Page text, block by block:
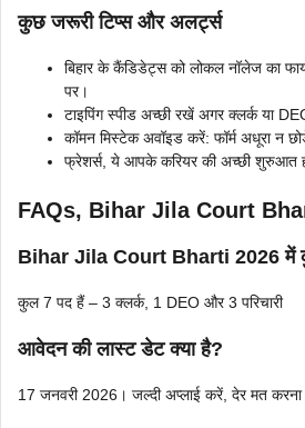
कुछ जरूरी टिप्स और अलर्ट्स
बिहार के कैंडिडेट्स को लोकल नॉलेज का
पर।
टाइपिंग स्पीड अच्छी रखें अगर क्लर्क या
कॉमन मिस्टेक अवॉइड करें: फॉर्म अधूरा न
फ्रेशर्स, ये आपके करियर की अच्छी शुरुआत
FAQs, Bihar Jila Court
Bihar Jila Court Bharti 2026में
कुल 7 पद हैं – 3 क्लर्क, 1 DEO और 3 परिचारी
आवेदन की लास्ट डेट क्या है?
17 जनवरी 2026। जल्दी अप्लाई करें, देर मत करना